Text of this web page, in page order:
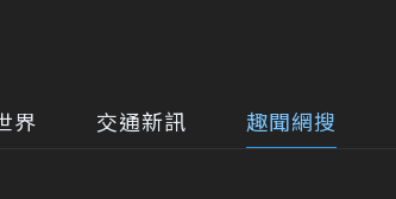
界 交通新訊 趣聞網搜